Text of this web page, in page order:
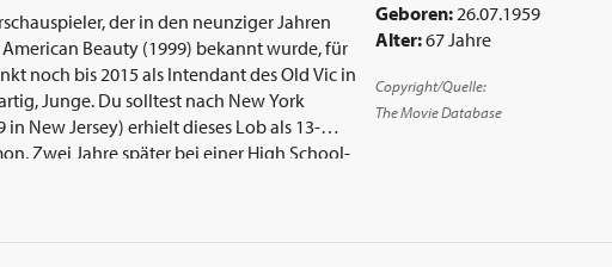
der in den neunziger Jahren
Beauty (1999) bekannt wurde, für
noch bis 2015 als Intendant des Old Vic in
in New Jersey) erhielt dieses Lob als 13-
Zwei Jahre später bei einer High School-
tatsächlich einen Effekt auf das
Geboren:26.07.1959
Alter:67 Jahre
Copyright/Quelle:
The Movie Database